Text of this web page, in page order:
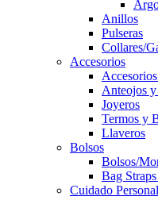
Anillos
Pulseras
Collares/
Accesorios
Anteojos y
Joyeros
Termos y
Llaveros
Bolsos
Bolsos/
Bag
Cuidado Personal